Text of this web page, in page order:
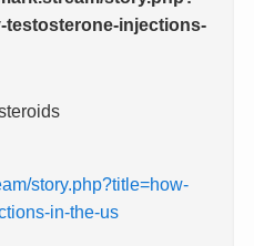
testosterone-injections-
story.php?title=how-
in-the-us